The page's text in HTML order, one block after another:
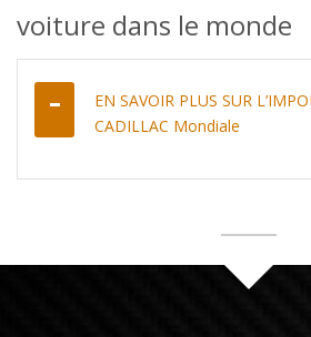
voiture dans le monde
EN SAVOIR PLUS SUR
CADILLAC Mondiale